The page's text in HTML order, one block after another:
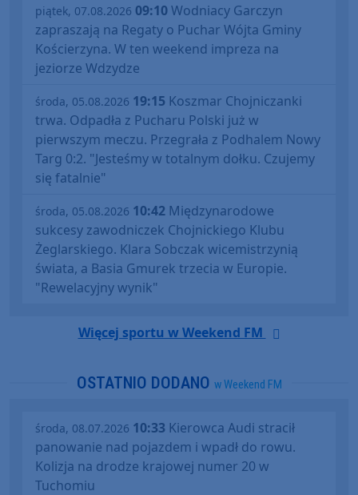
piątek, 07.08.2026 09:10Wodniacy Garczyn
zapraszają na Regaty o Puchar Wójta Gminy
Kościerzyna. W ten weekend impreza na
jeziorze Wdzydze
środa, 05.08.2026 19:15 Koszmar Chojniczanki
trwa. Odpadła z Pucharu Polski już w
pierwszym meczu. Przegrała z Podhalem Nowy
Targ 0:2. "Jesteśmy w totalnym dołku. Czujemy
się fatalnie"
środa, 05.08.2026 10:42 Międzynarodowe
sukcesy zawodniczek Chojnickiego Klubu
Żeglarskiego. Klara Sobczak wicemistrzynią
świata, a Basia Gmurek trzecia w Europie.
"Rewelacyjny wynik"
Więcej sportu w Weekend FM
OSTATNIO DODANO w Weekend FM
środa, 08.07.2026 10:33 Kierowca Audi stracił
panowanie nad pojazdem i wpadł do rowu.
Kolizja na drodze krajowej numer 20 w
Tuchomiu